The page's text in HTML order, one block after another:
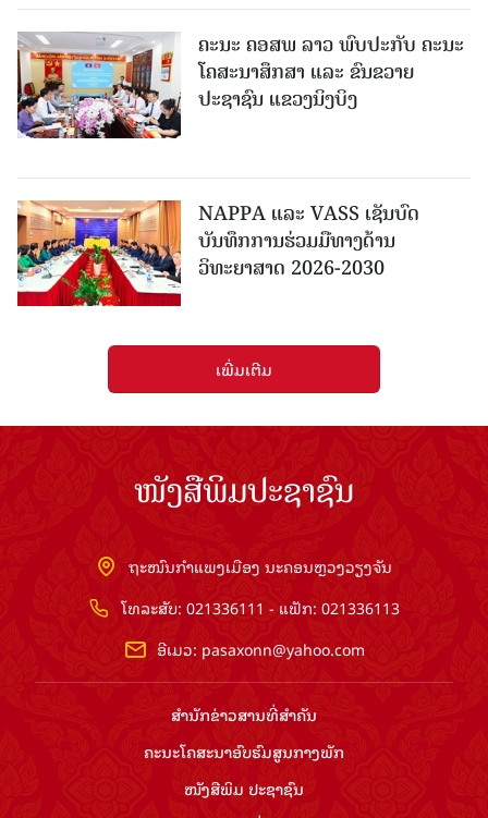
ຄະນະ ຄອສພ ລາວ ພົບປະກັບ ຄະນະ
ໂຄສະນາສຶກສາ ແລະ ຂົນຂວາຍ
ປະຊາຊົນ ແຂວງນິງບິງ
NAPPA ແລະ VASS ເຊັນບົດ
ບັນທຶກການຮ່ວມມືທາງດ້ານ
ວິທະຍາສາດ 2026-2030
ເພີ່ມເຕີມ
ໜັງສືພິມປະຊາຊົນ
ຖະໜົນກຳແພງເມືອງ ນະຄອນຫຼວງວຽງຈັນ
ໂທລະສັບ: 021336111 - ແຟັກ: 021336113
ອີເມວ: pasaxonn@yahoo.com
ສຳ​ນັກ​ຂ່າວ​ສານ​ທີ່​ສຳ​ຄັນ​
ຄະນະໂຄສະນາອົບຮົມ​ສູນ​ກາງ​ພັກ
ໜັງສືພິມ ປະ​ຊາ​ຊົນ